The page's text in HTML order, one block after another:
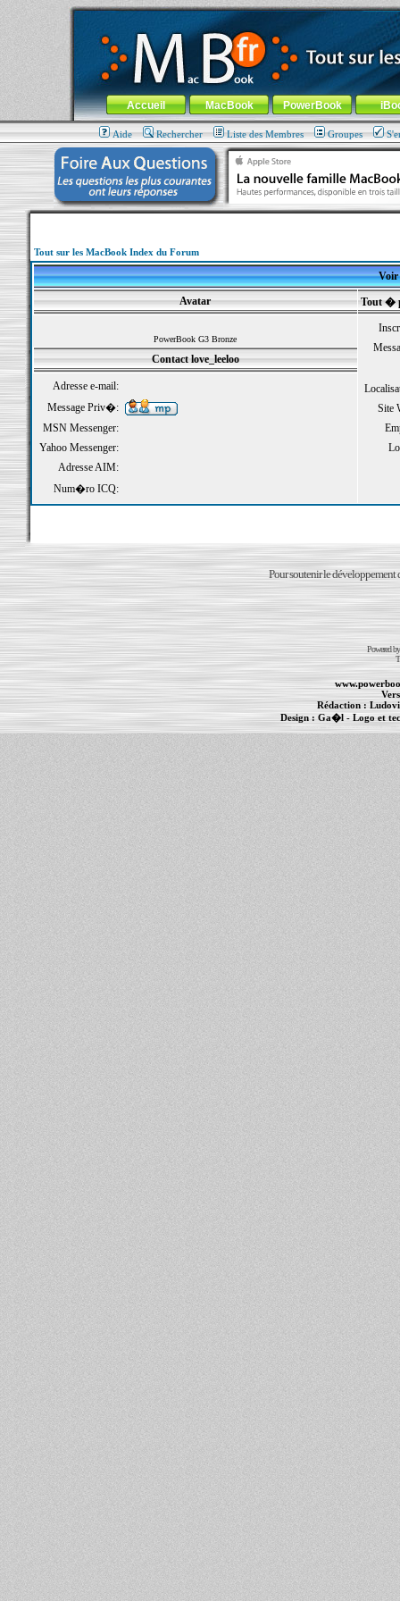
MacBook-fr.com : 100% Apple... 100% nomade !
Aller au contenu-Aller au menu général-Aller au menu de
Menu général
Accueil MacBook PowerBook
Aide Rechercher Liste des Membres Groupes
Tout sur les MacBook Index du Forum
Voir
Avatar
Tout �
PowerBook G3 Bronze
Site
Contact love_leeloo
Adresse e-mail:
Message Priv�:
MSN Messenger:
Yahoo Messenger:
Adresse AIM:
Num�ro ICQ:
Pour soutenir le développement
Powered
Rédaction :
Design : Ga�l - Logo et
MacBook Pro